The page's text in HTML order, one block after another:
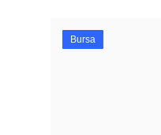
Bursa